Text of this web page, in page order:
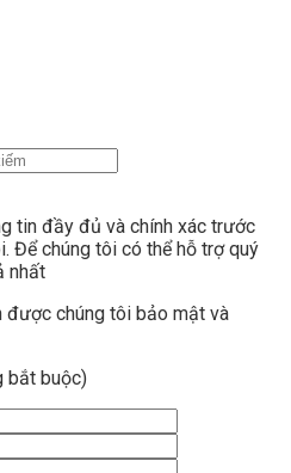
tin đầy đủ và chính xác trước
Để chúng tôi có thể hỗ trợ quý
nhất
được chúng tôi bảo mật và
bắt buộc)